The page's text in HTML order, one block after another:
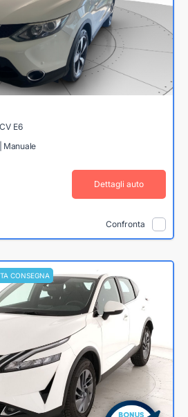
E6
Manuale
Dettagli auto
Confronta
CONSEGNA